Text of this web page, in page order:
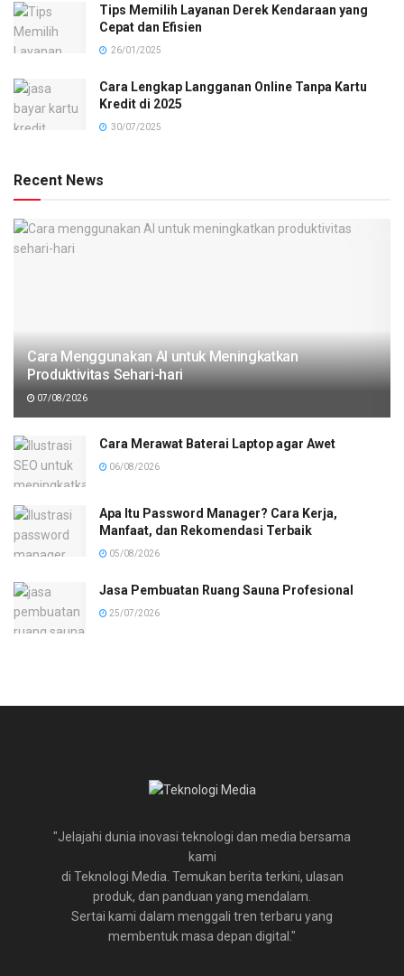
Tips Memilih Layanan Derek Kendaraan yang
Cepat dan Efisien
26/01/2025
Cara Lengkap Langganan Online Tanpa Kartu
Kredit di 2025
30/07/2025
Recent News
Cara Menggunakan AI untuk Meningkatkan
Produktivitas Sehari-hari
07/08/2026
Cara Merawat Baterai Laptop agar Awet
06/08/2026
Apa Itu Password Manager? Cara Kerja,
Manfaat, dan Rekomendasi Terbaik
05/08/2026
Jasa Pembuatan Ruang Sauna Profesional
25/07/2026
"Jelajahi dunia inovasi teknologi dan media bersama
kami
di Teknologi Media. Temukan berita terkini, ulasan
produk, dan panduan yang mendalam.
Sertai kami dalam menggali tren terbaru yang
membentuk masa depan digital."